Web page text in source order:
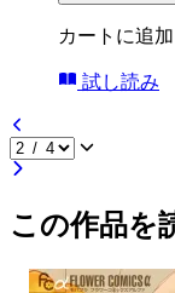
カートに追
試し読み
この作品を